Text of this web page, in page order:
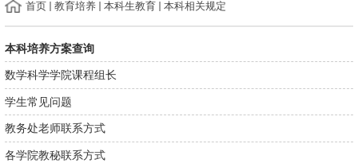
首页 教育培养 本科生教育 本科相关规定
本科培养方案查询
数学科学学院课程组长
学生常见问题
教务处老师联系方式
各学院教秘联系方式